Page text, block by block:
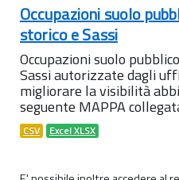
Occupazioni suolo
storico e Sassi
Occupazioni suolo
Sassi autorizzate dagli
migliorare la visibilità
seguente MAPPA
CSV Excel XLSX